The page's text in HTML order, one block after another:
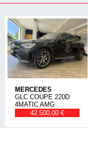
MERCEDES
GLC COUPE 220D
4MATIC AMG
42.500,00 €